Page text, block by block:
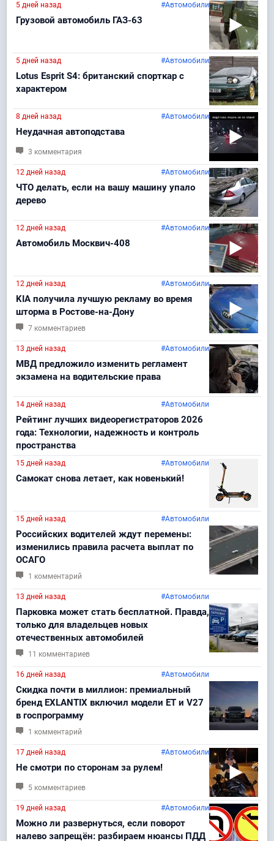
5 дней назад #Автомобили
Грузовой автомобиль ГАЗ-63
5 дней назад #Автомобили
Lotus Esprit S4: британский спорткар с
характером
8 дней назад #Автомобили
Неудачная автоподстава
3 комментария
12 дней назад #Автомобили
ЧТО делать, если на вашу машину упало
дерево
12 дней назад #Автомобили
Автомобиль Москвич-408
12 дней назад #Автомобили
KIA получила лучшую рекламу во время
шторма в Ростове-на-Дону
7 комментариев
13 дней назад #Автомобили
МВД предложило изменить регламент
экзамена на водительские права
14 дней назад #Автомобили
Рейтинг лучших видеорегистраторов 2026
года: Технологии, надежность и контроль
пространства
15 дней назад #Автомобили
Самокат снова летает, как новенький!
15 дней назад #Автомобили
Российских водителей ждут перемены:
изменились правила расчета выплат по
ОСАГО
1 комментарий
13 дней назад #Автомобили
Парковка может стать бесплатной. Правда,
только для владельцев новых
отечественных автомобилей
11 комментариев
16 дней назад #Автомобили
Скидка почти в миллион: премиальный
бренд EXLANTIX включил модели ET и V27
в госпрограмму
1 комментарий
17 дней назад #Автомобили
Не смотри по сторонам за рулем!⁠⁠
5 комментариев
19 дней назад #Автомобили
Можно ли развернуться, если поворот
налево запрещён: разбираем нюансы ПДД